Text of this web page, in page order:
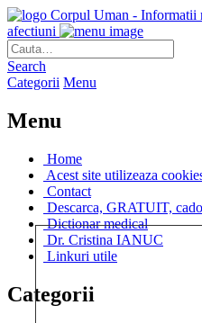
Corpul Uman - Informatii
afectiuni
Search
Categorii Menu
Menu
Home
Acest site utilizeaza
Contact
Descarca, GRATUIT,
Dictionar medical
Dr. Cristina IANUC
Linkuri utile
Categorii